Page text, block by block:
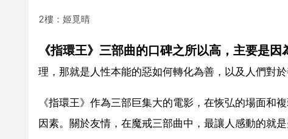
2樓：姬覓晴
《指環王》三部曲的口碑之所以高，主要是因
理，那就是人性本能的惡如何轉化為善，以及人們對於
《指環王》作為三部巨集大的電影，在恢弘的場面和
因素。關於友情，在魔戒三部曲中，最讓人感動的就是